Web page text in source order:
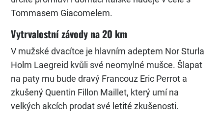
Tommasem Giacomelem.
Vytrvalostní závody na 20 km
V mužské dvacítce je hlavním adeptem Nor Sturla
Holm Laegreid kvůli své neomylné mušce. Šlapat
na paty mu bude dravý Francouz Eric Perrot a
zkušený Quentin Fillon Maillet, který umí na
velkých akcích prodat své letité zkušenosti.